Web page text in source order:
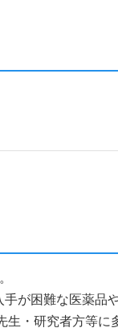
が困難な医薬品
生・研究者方等に